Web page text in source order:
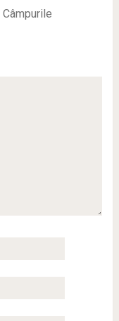
Câmpurile